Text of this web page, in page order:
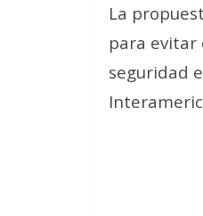
La
para evitar
seguridad